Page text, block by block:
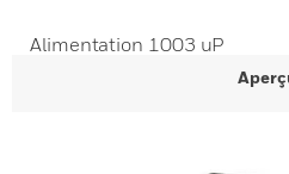
Alimentation 1003 uP